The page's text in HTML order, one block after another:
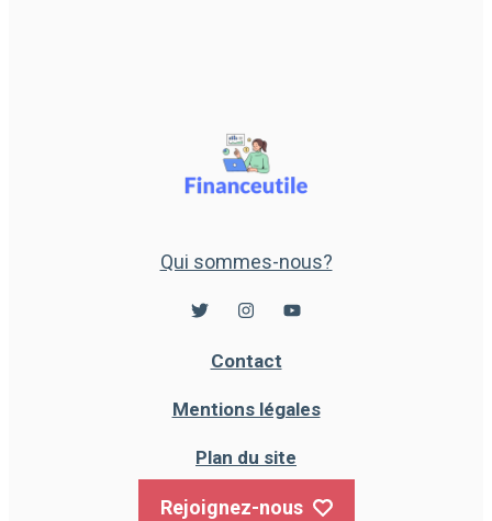
Qui sommes-nous?
Contact
Mentions légales
Plan du site
Rejoignez-nous